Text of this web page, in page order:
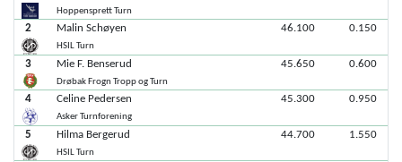
Hoppensprett Turn
2 Malin Schøyen
HSIL Turn
46.100 0.150
3 Mie F. Benserud
Drøbak Frogn Tropp og Turn
45.650 0.600
4 Celine Pedersen
Asker Turnforening
45.300 0.950
5 Hilma Bergerud
HSIL Turn
44.700 1.550